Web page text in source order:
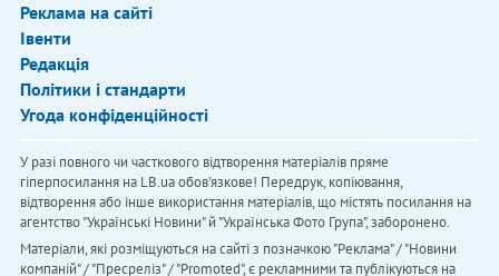
Реклама на сайті
Івенти
Редакція
Політики і стандарти
Угода конфіденційності
У разі повного чи часткового відтворення матеріалів пряме
гіперпосилання на LB.ua обов'язкове! Передрук, копіювання,
відтворення або інше використання матеріалів, що містять посилання на
агентство "Українськi Новини" й "Українська Фото Група", заборонено.
Матеріали, які розміщуються на сайті з позначкою "Реклама" / "Новини
компаній" / "Пресреліз" / "Promoted", є рекламними та публікуються на